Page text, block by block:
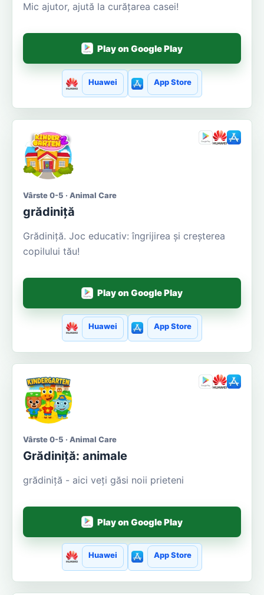
Mic ajutor, ajută la curățarea casei!
Play on Google Play
Huawei App Store
Vârste 0-5 · Animal Care
grădiniță
Grădiniţă. Joc educativ: îngrijirea și creșterea
copilului tău!
Play on Google Play
Huawei App Store
Vârste 0-5 · Animal Care
Grădiniță: animale
grădiniță - aici veți găsi noii prieteni
Play on Google Play
Huawei App Store